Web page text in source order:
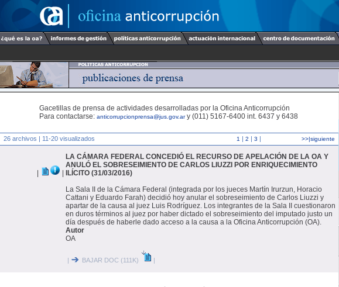
Gacetillas de prensa de actividades desarrolladas por la Oficina Anticorrupción
Para contactarse: anticorrupcionprensa@jus.gov.ary (011) 5167-6400 int. 6437 y 6438
26 archivos | 11-20 visualizados 1 | 2 | 3 | >>|siguiente
LA CÁMARA FEDERAL CONCEDIÓ EL RECURSO DE APELACIÓN DE LA OA Y
ANULÓ EL SOBRESEIMIENTO DE CARLOS LIUZZI POR ENRIQUECIMIENTO
ILÍCITO (31/03/2016)
La Sala II de la Cámara Federal (integrada por los jueces Martín Irurzun, Horacio
Cattani y Eduardo Farah) decidió hoy anular el sobreseimiento de Carlos Liuzzi y
apartar de la causa al juez Luis Rodríguez. Los integrantes de la Sala II cuestionaron
en duros términos al juez por haber dictado el sobreseimiento del imputado justo un
día después de haberle dado acceso a la causa a la Oficina Anticorrupción (OA).
Autor
OA
| BAJAR DOC (111K) |